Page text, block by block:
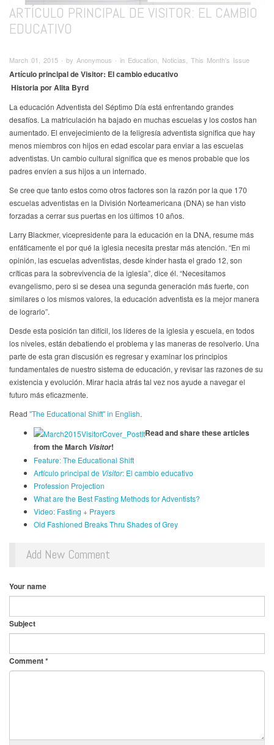
ARTÍCULO PRINCIPAL DE VISITOR: EL CAMBIO
EDUCATIVO
March 01, 2015 ∙ by Anonymous ∙ in Education, Noticias, This Month's Issue
Artículo principal de Visitor: El cambio educativo
Historia por Alita Byrd
La educación Adventista del Séptimo Día está enfrentando grandes
desafíos. La matriculación ha bajado en muchas escuelas y los costos han
aumentado. El envejecimiento de la feligresía adventista significa que hay
menos miembros con hijos en edad escolar para enviar a las escuelas
adventistas. Un cambio cultural significa que es menos probable que los
padres envíen a sus hijos a un internado.
Se cree que tanto estos como otros factores son la razón por la que 170
escuelas adventistas en la División Norteamericana (DNA) se han visto
forzadas a cerrar sus puertas en los últimos 10 años.
Larry Blackmer, vicepresidente para la educación en la DNA, resume más
enfáticamente el por qué la iglesia necesita prestar más atención. “En mi
opinión, las escuelas adventistas, desde kínder hasta el grado 12, son
críticas para la sobrevivencia de la iglesia”, dice él. “Necesitamos
evangelismo, pero si se desea una segunda generación más fuerte, con
similares o los mismos valores, la educación adventista es la mejor manera
de lograrlo”.
Desde esta posición tan difícil, los líderes de la iglesia y escuela, en todos
los niveles, están debatiendo el problema y las maneras de resolverlo. Una
parte de esta gran discusión es regresar y examinar los principios
fundamentales de nuestro sistema de educación, y revisar las razones de su
existencia y evolución. Mirar hacia atrás tal vez nos ayude a navegar el
futuro más eficazmente.
Read "The Educational Shift" in English.
Read and share these articles
from the March Visitor!
Feature: The Educational Shift
Artículo principal de Visitor: El cambio educativo
Profession Projection
What are the Best Fasting Methods for Adventists?
Video: Fasting + Prayers
Old Fashioned Breaks Thru Shades of Grey
Add New Comment
Your name
Subject
Comment*